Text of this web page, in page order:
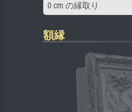
0 cm の縁取り
額縁